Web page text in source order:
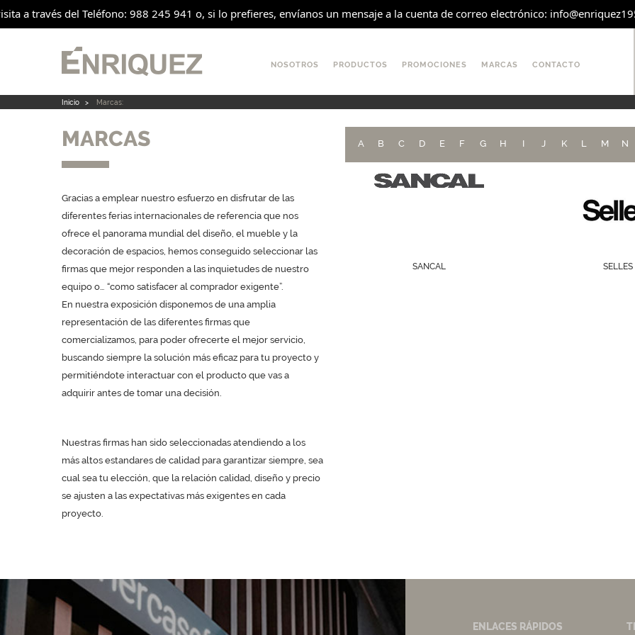
a través del Teléfono: 988 245 941 o, si lo prefieres, envíanos un mensaje a la cuenta de correo electrónico:
NOSOTROS PRODUCTOS PROMOCIONES MARCAS CONTACTO
Inicio > Marcas:
MARCAS
Gracias a emplear nuestro esfuerzo en disfrutar de las
diferentes ferias internacionales de referencia que nos
ofrece el panorama mundial del diseño, el mueble y la
decoración de espacios, hemos conseguido seleccionar las
firmas que mejor responden a las inquietudes de nuestro
equipo o… “como satisfacer al comprador exigente”.
En nuestra exposición disponemos de una amplia
representación de las diferentes firmas que
comercializamos, para poder ofrecerte el mejor servicio,
buscando siempre la solución más eficaz para tu proyecto y
permitiéndote interactuar con el producto que vas a
adquirir antes de tomar una decisión.
Nuestras firmas han sido seleccionadas atendiendo a los
más altos estandares de calidad para garantizar siempre, sea
cual sea tu elección, que la relación calidad, diseño y precio
se ajusten a las expectativas más exigentes en cada
proyecto.
A B C D E F G H I J K L M N
SANCAL SELLES
ENLACES RÁPIDOS